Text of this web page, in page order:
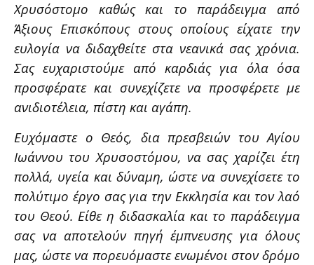
Χρυσόστομο καθώς και το παράδειγμα από
Άξιους Επισκόπους στους οποίους είχατε την
ευλογία να διδαχθείτε στα νεανικά σας χρόνια.
Σας ευχαριστούμε από καρδιάς για όλα όσα
προσφέρατε και συνεχίζετε να προσφέρετε με
ανιδιοτέλεια, πίστη και αγάπη.
Ευχόμαστε ο Θεός, δια πρεσβειών του Αγίου
Ιωάννου του Χρυσοστόμου, να σας χαρίζει έτη
πολλά, υγεία και δύναμη, ώστε να συνεχίσετε το
πολύτιμο έργο σας για την Εκκλησία και τον λαό
του Θεού. Είθε η διδασκαλία και το παράδειγμα
σας να αποτελούν πηγή έμπνευσης για όλους
μας, ώστε να πορευόμαστε ενωμένοι στον δρόμο